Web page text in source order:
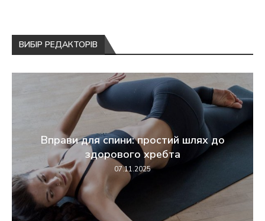
ВИБІР РЕДАКТОРІВ
Вправи для спини: простий шлях до
здорового хребта
07.11.2025